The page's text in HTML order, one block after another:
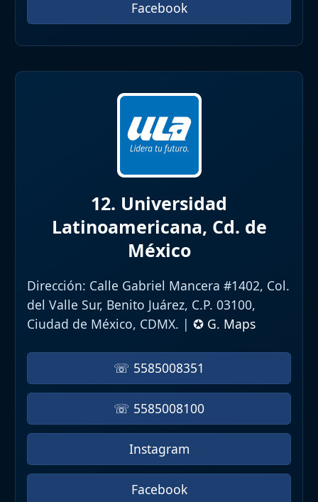
Facebook
12. Universidad
Latinoamericana, Cd. de
México
Dirección: Calle Gabriel Mancera #1402, Col.
del Valle Sur, Benito Juárez, C.P. 03100,
Ciudad de México, CDMX. | ✪ G. Maps
☏ 5585008351
☏ 5585008100
Instagram
Facebook